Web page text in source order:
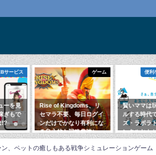
ゲーム
、リ
日ログイ
有利にな
略趣味レー
便利なWEBサービス
賢いママは玩具もレンタ
ルする時代です。キッ
ズ・ラボラトリーズのレ
ンタルおもちゃサービス
2021年3
リゲー
2021年3
、ペットの癒しもある戦争シミュレーションゲーム